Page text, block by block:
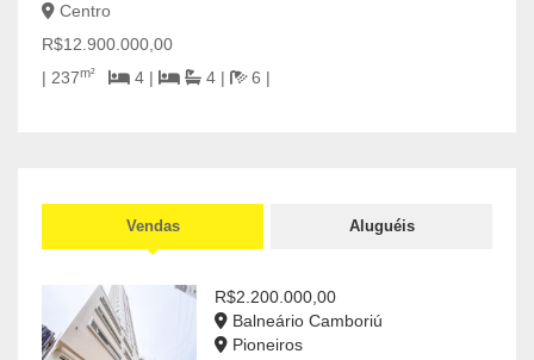
Centro
R$12.900.000,00
| 237m² 4 | 4 | 6 |
Vendas Aluguéis
R$2.200.000,00
Balneário Camboriú
Pioneiros